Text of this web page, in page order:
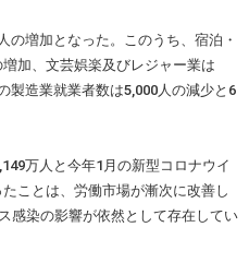
増加となった。このうち、宿泊・
加、文芸娯楽及びレジャー業は
製造業就業者数は5,000人の減少と6
万人と今年1月の新型コロナウイ
ことは、労働市場が漸次に改善し
感染の影響が依然として存在してい